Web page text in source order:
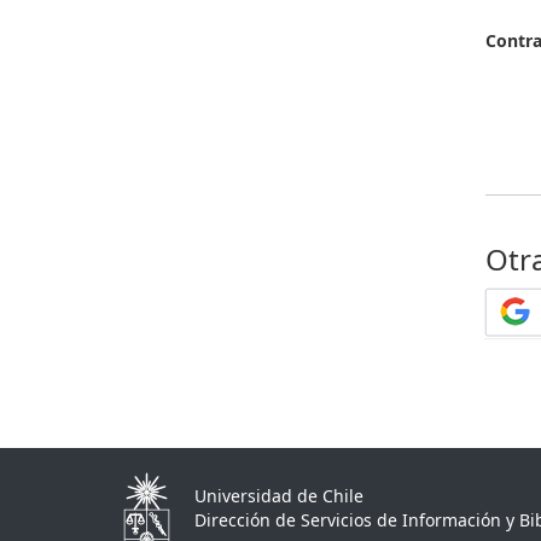
Universidad de Chile
Dirección de Servicios de Información y